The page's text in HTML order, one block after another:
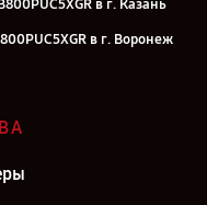
в г. Казань
в г. Воронеж
в г. Москва